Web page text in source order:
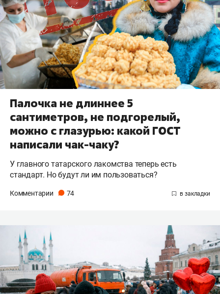
Палочка не длиннее 5
сантиметров, не подгорелый,
можно с глазурью: какой ГОСТ
написали чак-чаку?
У главного татарского лакомства теперь есть
стандарт. Но будут ли им пользоваться?
Комментарии 74